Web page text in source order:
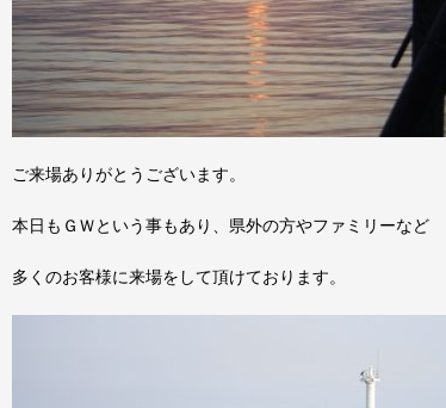
ご来場ありがとうございます。
本日もＧＷという事もあり、県外の方やファミリーなど
多くのお客様に来場をして頂けております。